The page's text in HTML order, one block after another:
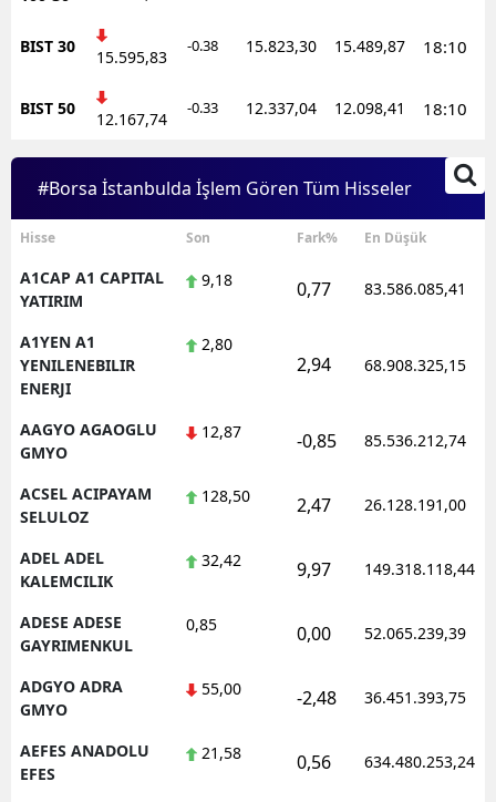
Bitlis
Bolu
Çanakkale
Denizli
Elazığ
Eskişehir
BIST 30
15.595,83
-0.38 15.823,30 15.489,87 18:10
BIST 50
12.167,74
-0.33 12.337,04 12.098,41 18:10
#Borsa İstanbulda İşlem Gören Tüm Hisseler
Hisse Son Fark% En Düşük
A1CAP A1 CAPITAL
YATIRIM
9,18 0,77 83.586.085,41
A1YEN A1
YENILENEBILIR
ENERJI
2,80
2,94 68.908.325,15
AAGYO AGAOGLU
GMYO
12,87 -0,85 85.536.212,74
ACSEL ACIPAYAM
SELULOZ
128,50 2,47 26.128.191,00
ADEL ADEL
KALEMCILIK
32,42 9,97 149.318.118,44
ADESE ADESE
GAYRIMENKUL
0,85 0,00 52.065.239,39
ADGYO ADRA
GMYO
55,00 -2,48 36.451.393,75
AEFES ANADOLU
EFES
21,58 0,56 634.480.253,24